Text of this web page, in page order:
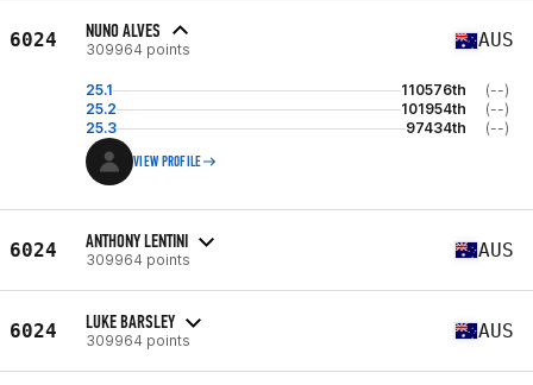
6024 NUNO ALVES
309964 points AUS
25.1 110576th
(--)
25.2
101954th
(--)
25.3
97434th (--)
VIEW PROFILE
6024 ANTHONY LENTINI
309964 points AUS
6024 LUKE BARSLEY
309964 points AUS